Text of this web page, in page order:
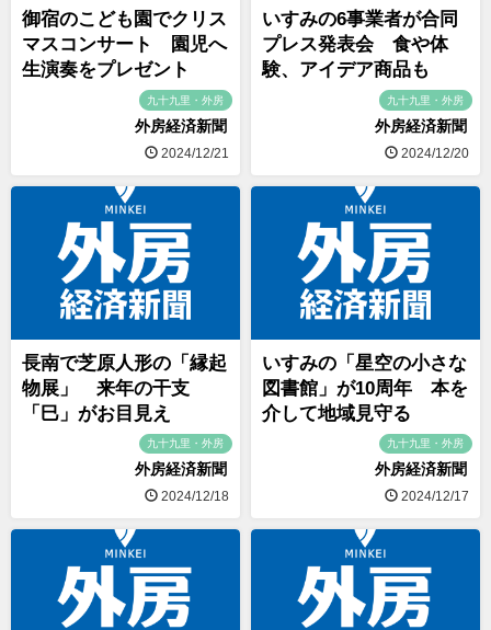
御宿のこども園でクリス
マスコンサート 園児へ
生演奏をプレゼント
九十九里・外房
外房経済新聞
2024/12/21
いすみの6事業者が合同
プレス発表会 食や体
験、アイデア商品も
九十九里・外房
外房経済新聞
2024/12/20
長南で芝原人形の「縁起
物展」 来年の干支
「巳」がお目見え
九十九里・外房
外房経済新聞
2024/12/18
いすみの「星空の小さな
図書館」が10周年 本を
介して地域見守る
九十九里・外房
外房経済新聞
2024/12/17